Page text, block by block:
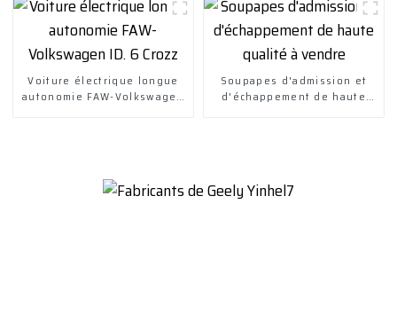
Voiture électrique longue
autonomie FAW-Volkswagen
Soupapes d'admission et
d'échappement de haute